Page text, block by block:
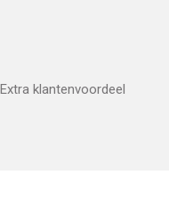
klantenvoordeel